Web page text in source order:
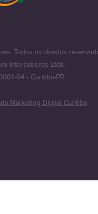
Todos os direitos
Intersaberes Ltda.
04 - Curitiba-PR.
Marketing Digital Curitiba